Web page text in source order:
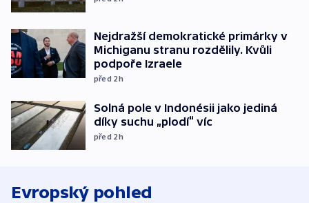
Nejdražší demokratické primárky v
Michiganu stranu rozdělily. Kvůli
podpoře Izraele
před 2h
Solná pole v Indonésii jako jediná
díky suchu „plodí“ víc
před 2h
Evropský pohled